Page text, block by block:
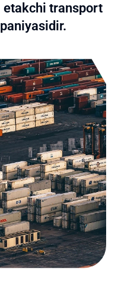
transport